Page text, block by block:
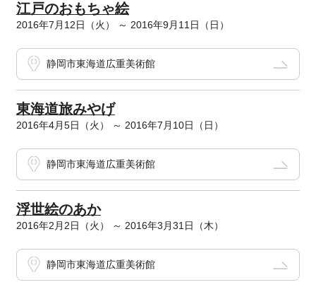
江戸のおもちゃ絵
2016年7月12日（火） ～ 2016年9月11日（日）
静岡市東海道広重美術館
東海道旅みやげ
2016年4月5日（火） ～ 2016年7月10日（日）
静岡市東海道広重美術館
浮世絵のあか
2016年2月2日（火） ～ 2016年3月31日（木）
静岡市東海道広重美術館